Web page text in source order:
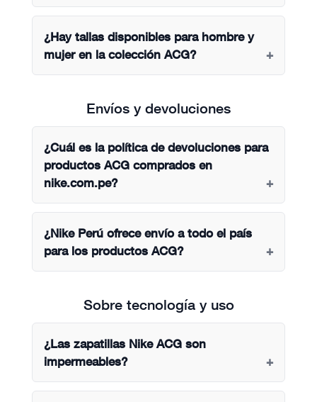
¿Hay tallas disponibles para hombre y
mujer en la colección ACG?
Envíos y devoluciones
¿Cuál es la política de devoluciones para
productos ACG comprados en
nike.com.pe?
¿Nike Perú ofrece envío a todo el país
para los productos ACG?
Sobre tecnología y uso
¿Las zapatillas Nike ACG son
impermeables?